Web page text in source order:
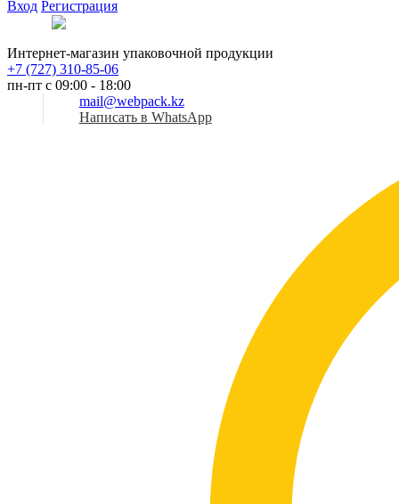
Вход Регистрация
Интернет-магазин упаковочной продукции
+7 (727) 310-85-06
пн-пт с 09:00 - 18:00
mail@webpack.kz
Написать в WhatsApp